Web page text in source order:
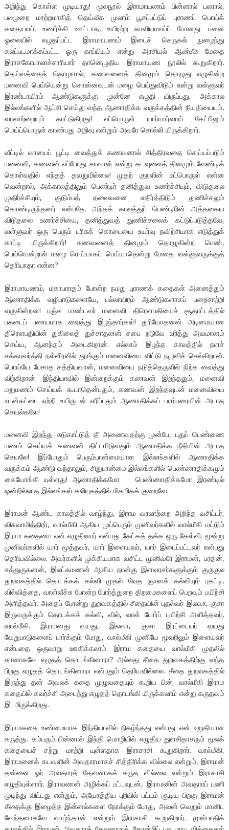
அறிந்து கொள்ள முடியாது! மூலநூல் இராமாயணம் பின்னால் பலரால்,
பலமுறை மாற்றமாகித் தெய்வீக முலாம் பூசப்பட்டுப் புராணப் பொய்க்
கதையாய், உணர்ச்சி ஊட்டாத, உயிரற்ற காவியமாய்ப் போனது. பனை
ஓலையில் எழுதப்பட்ட இராமாயணம் இடைச் செருகல் நுழைந்து
கலப்படமாக்கப்பட்ட ஓரு காப்பியம் என்று அரசியல் ஆன்மீகமேதை
இராசகோபாலாச்சாரியார் தானெழுதிய இராமாயண நூலில் கூறுகிறார்.
தெய்வத்தைத் தொழாமல், கணவனைத் தினமும் தொழுது எழுகின்ற
மனைவி பெய்யென்று சொன்னவுடன் மழை பெய்துவிடும் என்று வள்ளுவர்
இரண்டாயிரம் ஆண்டுகளுக்கு முன்னே எழுதி யிருப்பது, அக்கால
இல்லங்களில் ஆட்சி செய்து வந்த ஆணாதிக்க வருக்கத்தின் நியதியையும்,
வரலாற்றையும் காட்டுகிறது! எப்பொருள் யார்யார்வாய் கேட்பினும்
மெய்ப்பொருள் காண்பது அறிவு என்றும் அவரே சொல்லி யிருக்கிறார்.
வீட்டில் வாயைப் பூட்டி வைத்துக் கணவனால் சித்திரவதை செய்யப்படும்
மனைவி, கணவன் எப்போது சாவான் என்று கடவுளைத் தினமும் வேண்டிக்
கொள்வதில் எந்தத் தவறுமில்லை! முதற் குறளின் உட்பொருள் என்ன
வென்றால், அக்காலத்திலும் பெண்டிர் தனித்துவ உணர்ச்சியும், விடுதலை
முதிர்ச்சியும், குடும்பத் தலைவனை எதிர்த்திடும் துணிச்சலும்
கொண்டிருந்தனர் என்பதே. அந்தக் காலத்துப் பெண்டிரின் அத்தகைய
விடுதலை உணர்ச்சியை, தனித்துவத் துணிச்சலைக் கட்டுப்படுத்தவே,
வள்ளுவர் ஒரு பெரும் பரிசுக் கொடையை உயர்வு நவிற்சியாக எடுத்துக்
காட்டி யிருக்கிறார்! கணவனைத் தினமும் தொழுகின்ற பெண்,
பெய்யென்றால் மழை மெய்யாகப் பெய்யாதென்று மேதை வள்ளுவருக்குத்
தெரியாதா என்ன?
இராமாயணம், மகாபாரதம் போன்ற நமது புராணக் கதைகள் அனைத்தும்
ஆணாதிக்க வழிபாடுகளையே, பல்லாயிரம் ஆண்டுகளாகப் பறைசாற்றி
வருகின்றன! பஞ்ச பாண்டவர் மனைவி திரெளபதியைச் சூதாட்டத்தில்
பகடைப் பணயமாக வைத்து இழந்தார்கள்! துரியோதனன் அடிமையான
திரெளபதியின் துகிலைத் துச்சாதனன் சபை நடுவே உரித்து அவமானம்
செய்ய, ஆனந்தம் அடைகிறான். எல்லாம் இழந்த காலத்தில் நளச்
சக்கரவர்த்தி நள்ளிரவில் தூங்கும் மனைவியை விட்டு நழுவிச் செல்கிறான்.
பொய்யே பேசாத சத்தியவான், மனைவியை நடுத்தெருவில் நிற்க வைத்து
விற்கிறான். இந்தியாவில் இன்றைக்கும் கணவன் இறந்ததும், மனைவி
மறுமணம் செய்யக் கூடாதென்பதும், கணவன் இறந்தவுடன் மனைவியை
உடன்கட்டை ஏற்றி உயிருடன் எரிப்பதும் ஆணாதிக்கப் பரம்பரையின் அடாத
செயல்களே!
மனைவி இறந்து சுடுகாட்டுத் தீ அணைவதற்கு முன்பே, புதுப் பெண்ணை
மணம் செய்யக் கணவன் திட்டமிடுவதும் ஆணாதிக்க நீதியின் அடாத
செயலே! இப்போதும் பெரும்பான்மையான இல்லங்களில் ஆணாதிக்க
வருக்கம் ஆண்டு வந்தாலும், சிறுபான்மை இல்லங்களில் பெண்ணாதிக்கமும்
கையோங்கி யுள்ளது! ஆணாதிக்கமோ பெண்ணாதிக்கமோ இரண்டில்
ஒன்றில்லாத இல்லங்கள் கலியுகத்தில் மிகமிகக் குறைவே.
இராமன் ஆண்ட காலத்தில் வாழ்ந்து, இராம வரலாற்றை அறிந்த வசிட்டர்,
விசுவாமித்திரர், வால்மீகி ஆகிய முப்பெரும் முனிவர்களில் வால்மீகி மட்டும்
இராம கதையை ஏன் எழுதினார் என்பது கேட்கத் தக்க ஒரு கேள்வி. மூன்று
முனிவர்களில் யார் மூத்தவர், யார் இளையவர், யார் இடைப்பட்டவர் என்பது
தெரியவில்லை. அவர்களில் முக்கியமாக வசிட்ட முனிவரே இராமன், பரதன்,
சத்துருகனன், இலட்சுமணன் ஆகிய நான்கு இளவரசர்களுக்கும் குருகுல
துறவகத்தில் தொடக்கக் கல்வி முதல் வேத ஞானக் கல்வியும் புகட்டி,
வில்வித்தை, வாள்வீச்சு போன்ற போர்த்துறை திறமைகளைப் பெறவும் பயிற்சி
அளித்தவர். அதைப் போன்று துறவகத்தில் சீதையின் புதல்வர் இலவா, குசா
இருவருக்கும் தொடக்கக் கல்வி, வில், வாள் போர்ப் பயிற்சி அளித்தவர்,
வால்மீகி. இராமனது வயது, இலவா, குசா இரட்டையர் வயது
வேறுபாடுகளைப் பார்க்கும் போது, வால்மீகி முனியே மூவரிலும் இளையவர்
என்பதை ஒருவாறு ஊகிக்கலாம். இராம கதையை வால்மீகி முதலில்
தானாகவே எழுதத் தொடங்கினாரா? அல்லது சீதை துறவகத்திற்கு வந்த
பிறகு எழுதத் தொடங்கினாரா என்பதும் தெரியவில்லை. சீதை துறவகத்தில்
இருந்து தன் அவலக் கதை முழுவதையும் கூறிய பின், வால்மீகி இராம
கதையில் கவர்ச்சி அடைந்து எழுதத் தொடங்கி யிருக்கலாம் என்று கருதவும்
இடமிருக்கிறது.
இராமகதை உண்மையாக இந்தியாவில் நிகழ்ந்தது என்பது என் உறுதியான
கருத்து. கம்பரும் பின்னால் இந்தி மொழியில் எழுதிய துளசிதாசரும் மூலக்
கதையைச் சற்று மாற்றி யுள்ளதாக இராசாசி கூறுகிறார். வால்மீகி,
இராமனைக் கடவுளின் அவதாரமாகச் சித்திரிக்க வில்லை என்றும், இராமன்
தன்னை ஓர் அவதாரத் தேவனாகக் கருத வில்லை என்றும் இராசாசி
எழுதியுள்ளார். இராவணன் அழிக்கப் பட்டவுடன், இராமனின் அவதாரப் பணி
முடிந்து விட்டது என்றும், அயோத்திய புரியில் பட்டம் சூடிய பிறகு இராமன்
சீதைக்கு இழைத்த இன்னல்களை நோக்கும் போது, அவன் வெறும் மானிட
வேந்தனாகவே வாழ்ந்தான் என்றும் இராசாசி கூறுகிறார். முன்பாதிக்